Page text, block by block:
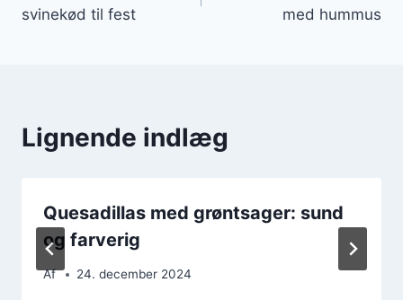
svinekød til fest
med hummus
Lignende indlæg
Quesadillas med grøntsager: sund
og farverig
Af 24. december 2024